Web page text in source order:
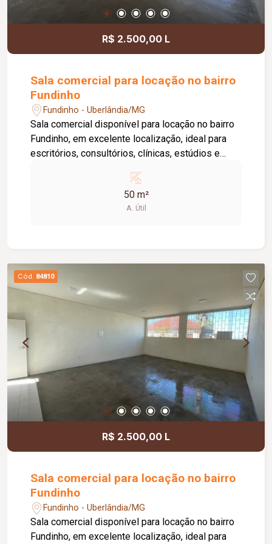
R$ 2.500,00 L
Sala comercial para locação no bairro
Fundinho
Fundinho - Uberlândia/MG
Sala comercial disponível para locação no bairro
Fundinho, em excelente localização, ideal para
escritórios, consultórios, clínicas, estúdios e
aproximadamente 50 m², forro em gesso, copa,
ponto de água, interfone e acesso por senha,
oferecendo praticidade e funcionalidade para o
banheiros feminino e masculino com
acessibilidade, controle de acesso facial, água
inclusa no condomínio, zelador e limpeza das
áreas comuns, copa, DML (Depósito de Material
de Limpeza), sistema de ronda, alarme, câmeras
de segurança e internet disponível. Como
diferencial, existe a possibilidade de ampliação
da área da sala, conforme a necessidade do
locatário. Entre em contato para mais
informações e agende uma visita.
50 m²
A. Útil
Cód. 84810
R$ 2.500,00 L
Sala comercial para locação no bairro
Fundinho
Fundinho - Uberlândia/MG
Sala comercial disponível para locação no bairro
Fundinho, em excelente localização, ideal para